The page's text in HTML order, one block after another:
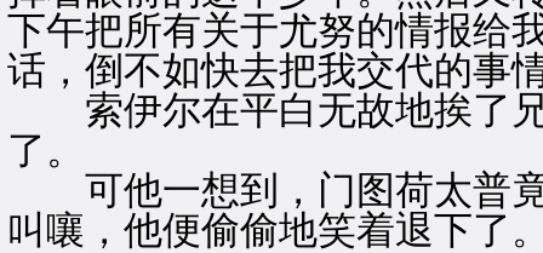
下午把所有关于尤努的情报给
话，倒不如快去把我交代的事
索伊尔在平白无故地挨了兄
了。
可他一想到，门图荷太普竟
叫嚷，他便偷偷地笑着退下了